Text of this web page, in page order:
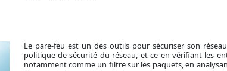
Le pare-feu est un des outils pour sécuriser son
politique de sécurité du réseau, et ce en vérifiant les
notamment comme un filtre sur les paquets, en